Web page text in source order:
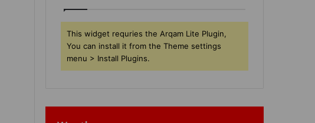
This widget requries the Arqam Lite Plugin,
You can install it from the Theme settings
menu > Install Plugins.